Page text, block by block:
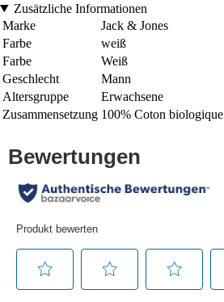
Zusätzliche Informationen
Marke
Jack & Jones
Farbe
weiß
Farbe
Weiß
Geschlecht
Mann
Altersgruppe
Erwachsene
Zusammensetzung 100% Coton biologique